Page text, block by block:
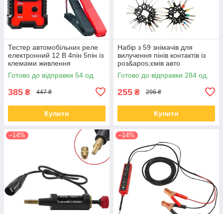
Тестер автомобільних реле
електронний 12 В 4пін 5пін із
клемами живлення
Готово до відправки 54 од.
385 ₴ 447 ₴
Купити
Набір з 59 знімачів для
вилучення пінів контактів із
роз&apos;ємів авто
Готово до відправки 284 од.
255 ₴ 296 ₴
Купити
–14% –14%